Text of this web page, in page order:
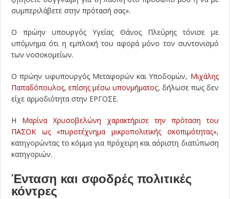
συμπεριλάβετε στην πρότασή σας».
Ο πρώην υπουργός Υγείας Θάνος Πλεύρης τόνισε με
υπόμνημα ότι η εμπλοκή του αφορά μόνο τον συντονισμό
των νοσοκομείων.
Ο πρώην υφυπουργός Μεταφορών και Υποδομών, Μιχάλης
Παπαδόπουλος, επίσης μέσω υπονμήματος, δήλωσε πως δεν
είχε αρμοδιότητα στην ΕΡΓΟΣΕ.
Η Μαρίνα Χρυσοβελώνη χαρακτήρισε την πρόταση του
ΠΑΣΟΚ ως «πυροτέχνημα μικροπολιτικής σκοπιμότητας»,
κατηγορώντας το κόμμα για πρόχειρη και αόριστη διατύπωση
κατηγοριών.
Ένταση και σφοδρές πολιτικές
κόντρες